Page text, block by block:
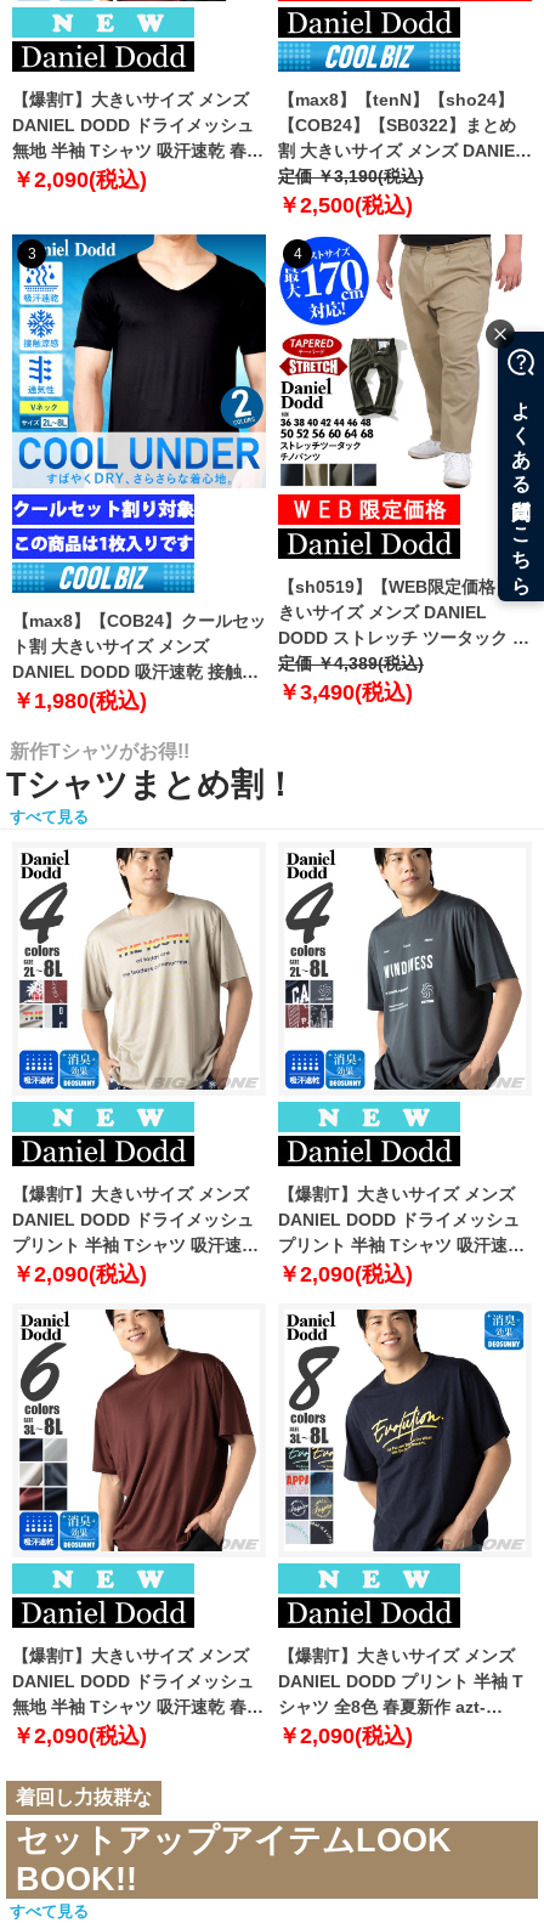
【爆割T】大きいサイズ メンズ
DANIEL DODD ドライメッシュ
無地 半袖 Tシャツ 吸汗速乾 春夏
新作 tjt-2602dry5 【fre】
￥2,090(税込)
【max8】【tenN】【sho24】
【COB24】【SB0322】まとめ
割 大きいサイズ メンズ DANIEL
DODD 吸汗速乾 半袖 無地 スポ
ーツ ポロシャツ azpr-009008h
定価 ￥3,190(税込)
￥2,500(税込)
3
【max8】【COB24】クールセッ
ト割 大きいサイズ メンズ
DANIEL DODD 吸汗速乾 接触涼
感 Vネック 半袖 クールアンダー
2101
￥1,980(税込)
4
【sh0519】【WEB限定価格】大
きいサイズ メンズ DANIEL
DODD ストレッチ ツータック チ
ノ パンツ チノパン テーパード
azp-210102
定価 ￥4,389(税込)
￥3,490(税込)
新作Tシャツがお得!!
Tシャツまとめ割！
すべて見る
【爆割T】大きいサイズ メンズ
DANIEL DODD ドライメッシュ
プリント 半袖 Tシャツ 吸汗速乾
春夏新作 tjt-2602dry3 【fre】
￥2,090(税込)
【爆割T】大きいサイズ メンズ
DANIEL DODD ドライメッシュ
プリント 半袖 Tシャツ 吸汗速乾
春夏新作 tjt-2602dry4 【fre】
￥2,090(税込)
【爆割T】大きいサイズ メンズ
DANIEL DODD ドライメッシュ
無地 半袖 Tシャツ 吸汗速乾 春夏
新作 tjt-2602dry5 【fre】
￥2,090(税込)
【爆割T】大きいサイズ メンズ
DANIEL DODD プリント 半袖 T
シャツ 全8色 春夏新作 azt-
2602pt5 【fre】
￥2,090(税込)
着回し力抜群な
セットアップアイテムLOOK
BOOK!!
すべて見る